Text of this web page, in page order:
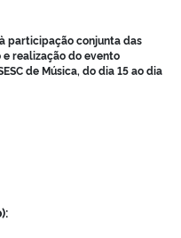
participação conjunta das
realização do evento
de Música, do dia 15 ao dia